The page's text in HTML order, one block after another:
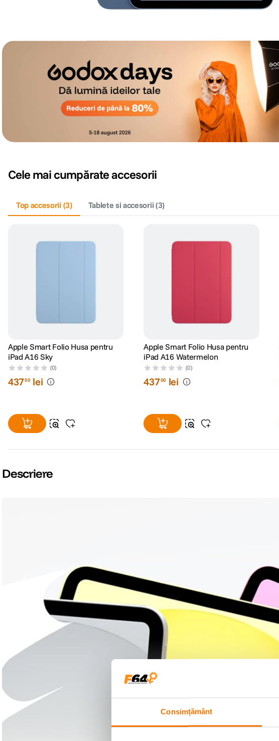
Consimțământ
Cele mai cumpărate accesorii
Top accesorii (3) Tablete si accesorii (3)
Apple Smart Folio Husa pentru
iPad A16 Sky
(0)
43700 lei
Apple Smart Folio Husa pentru
iPad A16 Watermelon
(0)
43700 lei
Descriere